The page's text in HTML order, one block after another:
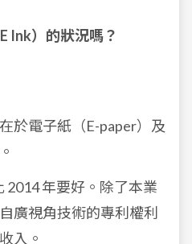
Ink）的狀況嗎？
於電子紙（E-paper）及
2014 年要好。除了本業
廣視角技術的專利權利
入。